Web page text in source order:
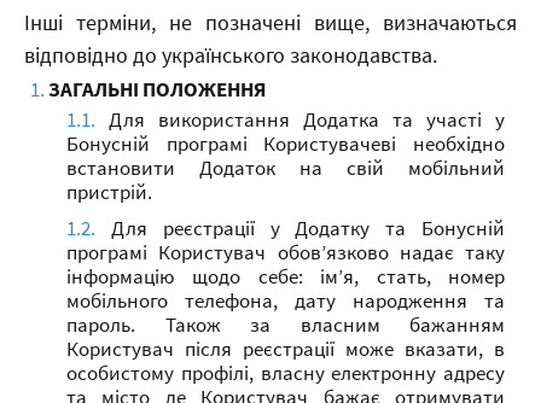
Інші терміни, не позначені вище, визначаються
відповідно до українського законодавства.
ЗАГАЛЬНІ ПОЛОЖЕННЯ
Для використання Додатка та участі у
Бонусній програмі Користувачеві необхідно
встановити Додаток на свій мобільний
пристрій.
Для реєстрації у Додатку та Бонусній
програмі Користувач обов’язково надає таку
інформацію щодо себе: ім’я, стать, номер
мобільного телефона, дату народження та
пароль. Також за власним бажанням
Користувач після реєстрації може вказати, в
особистому профілі, власну електронну адресу
та місто де Користувач бажає отримувати